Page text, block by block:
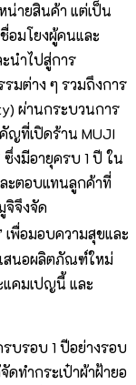
น่ายสินค้า แต่เป็น
อมโยงผู้คนและ
นำไปสู่การ
มต่าง ๆ รวมถึงการ
ผ่านกระบวนการ
ญที่เปิดร้าน MUJI
งมีอายุครบ 1 ปี ใน
ะตอบแทนลูกค้าที่
จิจึงจัด
เพื่อมอบความสุขและ
สนอผลิตภัณฑ์ใหม่
คมเปญนี้ และ
บรอบ 1 ปีอย่างรอบ
ทำกระเป๋าผ้าฝ้ายอ